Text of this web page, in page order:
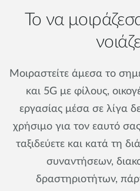
Το να
Μοιραστείτε άμεσα το
και 5G με φίλους,
εργασίας μέσα σε λίγα
χρήσιμο για τον εαυτό
ταξιδεύετε και κατά τη
συναντήσεων,
δραστηριοτήτων,